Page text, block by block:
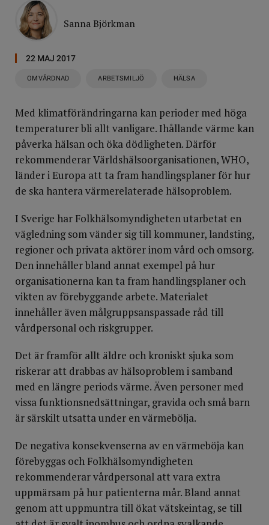
Sanna Björkman
22 MAJ 2017
OMVÅRDNAD ARBETSMILJÖ HÄLSA
Med klimatförändringarna kan perioder med höga
temperaturer bli allt vanligare. Ihållande värme kan
påverka hälsan och öka dödligheten. Därför
rekommenderar Världshälsoorganisationen, WHO,
länder i Europa att ta fram handlingsplaner för hur
de ska hantera värmerelaterade hälsoproblem.
I Sverige har Folkhälsomyndigheten utarbetat en
vägledning som vänder sig till kommuner, landsting,
regioner och privata aktörer inom vård och omsorg.
Den innehåller bland annat exempel på hur
organisationerna kan ta fram handlingsplaner och
vikten av förebyggande arbete. Materialet
innehåller även målgruppsanspassade råd till
vårdpersonal och riskgrupper.
Det är framför allt äldre och kroniskt sjuka som
riskerar att drabbas av hälsoproblem i samband
med en längre periods värme. Även personer med
vissa funktionsnedsättningar, gravida och små barn
är särskilt utsatta under en värmebölja.
De negativa konsekvenserna av en värmeböja kan
förebyggas och Folkhälsomyndigheten
rekommenderar vårdpersonal att vara extra
uppmärsam på hur patienterna mår. Bland annat
genom att uppmuntra till ökat vätskeintag, se till